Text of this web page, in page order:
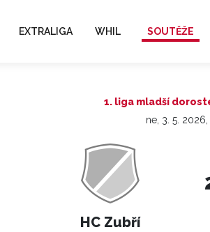
EXTRALIGA WHIL SOUTĚŽE
1. liga mladší
ne, 3. 5.
HC Zubří